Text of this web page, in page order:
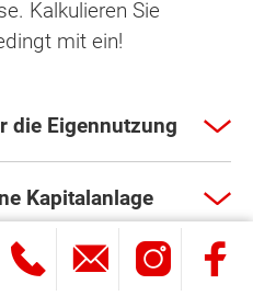
Kalkulieren Sie
mit ein!
die Eigennutzung
Kapitalanlage